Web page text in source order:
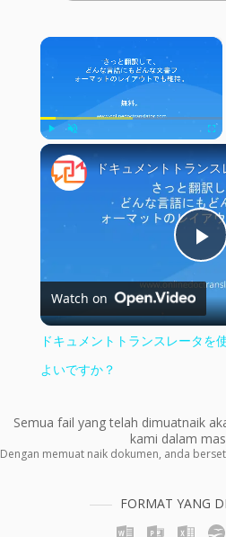
×
Play Unmute
Watch on
ドキュメントトランスレータを
よいですか？
Semua fail yang telah dimuatnaik
kami dalam
Dengan memuat naik dokumen, anda
FORMAT YANG